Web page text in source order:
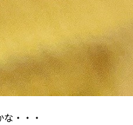
・・・